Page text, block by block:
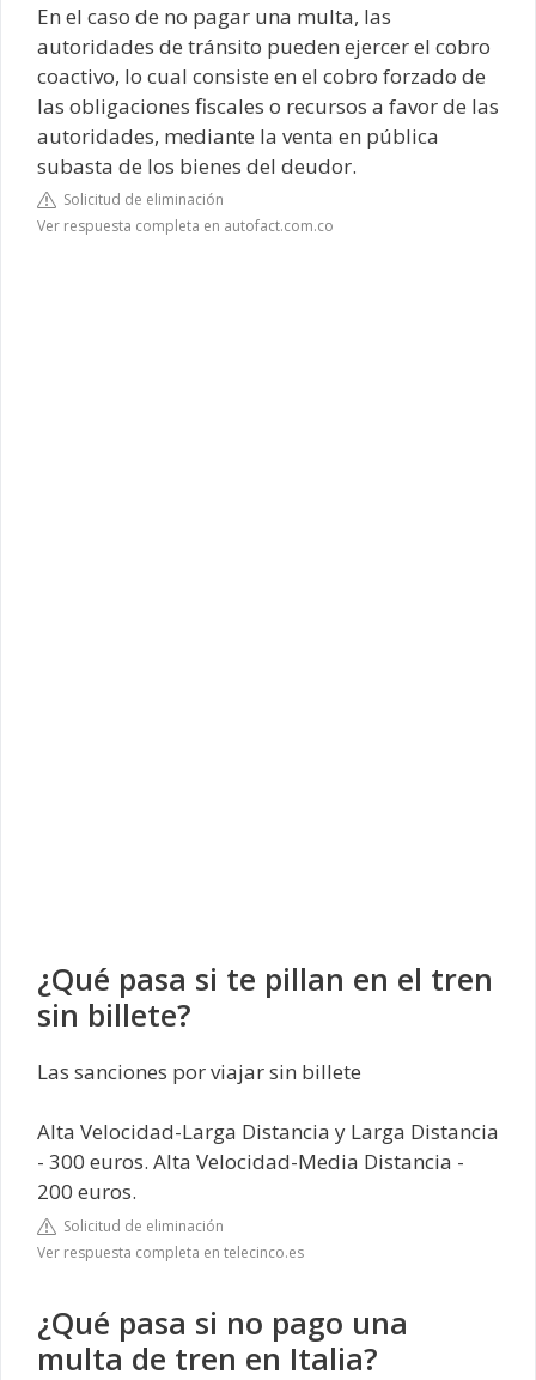
En el caso de no pagar una multa, las
autoridades de tránsito pueden ejercer el cobro
coactivo, lo cual consiste en el cobro forzado de
las obligaciones fiscales o recursos a favor de las
autoridades, mediante la venta en pública
subasta de los bienes del deudor.
Solicitud de eliminación
Ver respuesta completa en autofact.com.co
¿Qué pasa si te pillan en el tren
sin billete?
Las sanciones por viajar sin billete
Alta Velocidad-Larga Distancia y Larga Distancia
- 300 euros. Alta Velocidad-Media Distancia -
200 euros.
Solicitud de eliminación
Ver respuesta completa en telecinco.es
¿Qué pasa si no pago una
multa de tren en Italia?